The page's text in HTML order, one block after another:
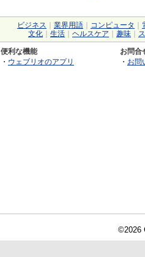
ビジネス 業界用語 コンピュータ
文化
生活 ヘルスケア 趣味
便利な機能
・ ウェブリオのアプリ
お問合
・ お問
©2026